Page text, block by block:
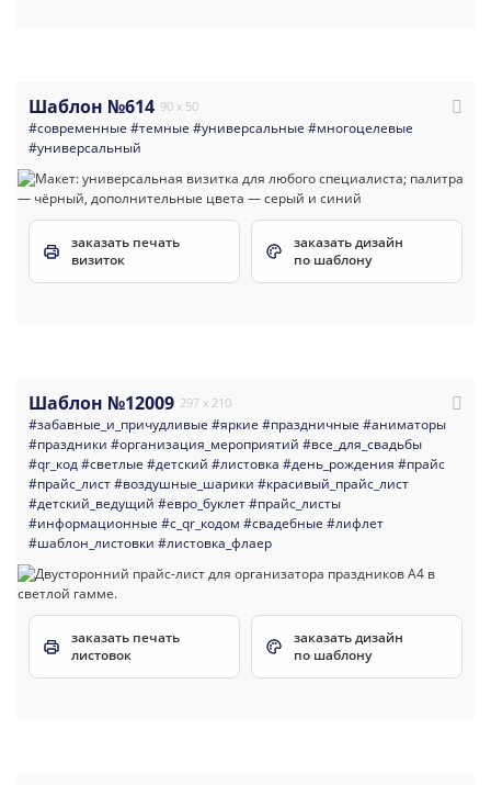
Шаблон №614 90 x 50
#современные #темные #универсальные #многоцелевые
#универсальный
заказать печать
визиток
заказать дизайн
по шаблону
Шаблон №12009 297 x 210
#забавные_и_причудливые #яркие #праздничные #аниматоры
#праздники #организация_мероприятий #все_для_свадьбы
#qr_код#светлые #детский #листовка #день_рождения #прайс
#прайс_лист#воздушные_шарики #красивый_прайс_лист
#детский_ведущий #евро_буклет#прайс_листы
#информационные #с_qr_кодом #свадебные #лифлет
#шаблон_листовки #листовка_флаер
заказать печать
листовок
заказать дизайн
по шаблону